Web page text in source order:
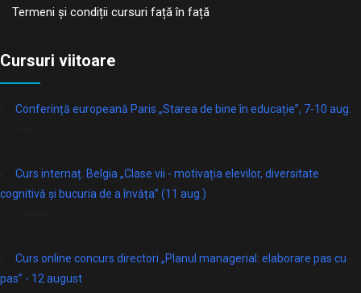
Termeni și condiții cursuri față în față
Cursuri viitoare
Conferință europeană Paris „Starea de bine în educație”, 7-10 aug.
Curs internaț. Belgia „Clase vii - motivația elevilor, diversitate
cognitivă și bucuria de a învăța” (11 aug.)
Curs online concurs directori „Planul managerial: elaborare pas cu
pas” - 12 august